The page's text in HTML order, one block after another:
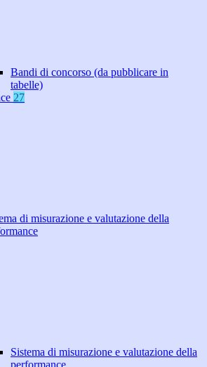
Bandi di concorso (da pubblicare in
tabelle)
27
di misurazione e valutazione della
Sistema di misurazione e valutazione della